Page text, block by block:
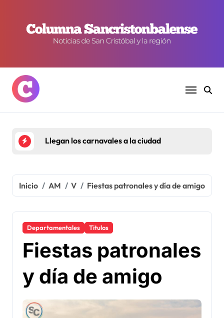
contenido
Llegan los carnavales a la ciudad
Inicio AM V Fiestas patronales y día de amigo
Departamentales Titulos
Fiestas patronales
y día de amigo